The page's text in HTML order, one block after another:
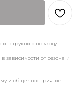
по уходу.
зависимости от сезона и
и общее восприятие